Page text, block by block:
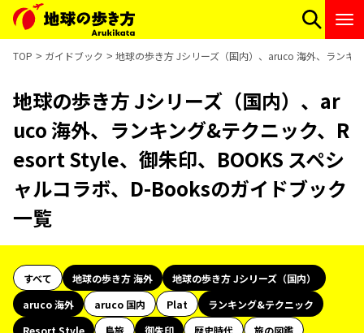
TOP ガイドブック 地球の歩き方 Jシリーズ（国内）、aruco 海外、ランキ
地球の歩き方 Jシリーズ（国内）、ar
uco 海外、ランキング&テクニック、R
esort Style、御朱印、BOOKS スペシ
ャルコラボ、D-Booksのガイドブック
一覧
すべて 地球の歩き方 海外
地球の歩き方 Jシリーズ（国内）
aruco 海外
aruco 国内 Plat
ランキング&テクニック
Resort Style
島旅 御朱印 歴史時代
旅の図鑑